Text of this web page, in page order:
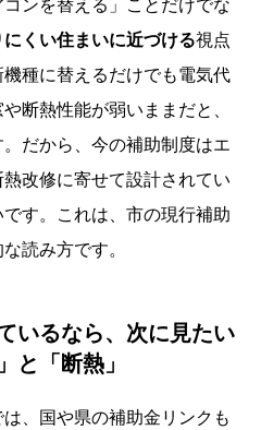
ンを替える」ことだけでな
くい住まいに近づける視点
種に替えるだけでも電気代
断熱性能が弱いままだと、
だから、今の補助制度はエ
改修に寄せて設計されてい
す。これは、市の現行補助
読み方です。
いるなら、次に見たい
と「断熱」
、国や県の補助金リンクも